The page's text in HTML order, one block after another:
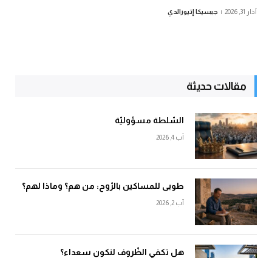
آذار 31, 2026 جيسيكا إتيورالدي
مقالات حديثة
السّلطة مسؤوليّة
آب 4, 2026
طوبى للمساكين بالرّوح: من هم؟ وماذا لهم؟
آب 2, 2026
هل تكفي الظّروف لنكون سعداء؟